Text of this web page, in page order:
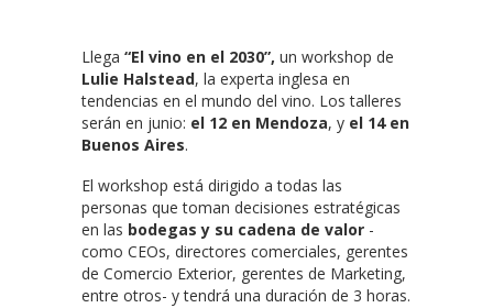
Llega “El vino en el 2030”, un workshop de
Lulie Halstead, la experta inglesa en
tendencias en el mundo del vino. Los talleres
serán en junio: el 12 en Mendoza, y el 14 en
Buenos Aires.
El workshop está dirigido a todas las
personas que toman decisiones estratégicas
en las bodegas y su cadena de valor -
como CEOs, directores comerciales, gerentes
de Comercio Exterior, gerentes de Marketing,
entre otros- y tendrá una duración de 3 horas.